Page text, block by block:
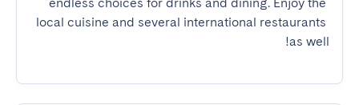
local cuisine and several international restaurants
as well!